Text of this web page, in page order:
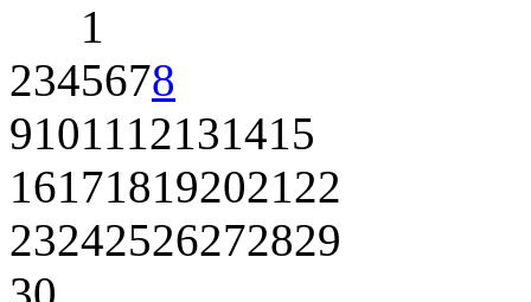
1
2345678
9101112131415
16171819202122
23242526272829